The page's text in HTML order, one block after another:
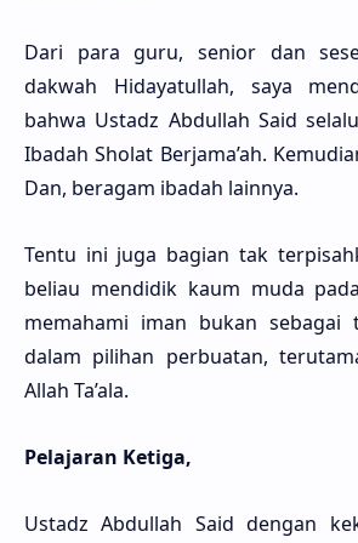
Dari para guru, senior dan
dakwah Hidayatullah, saya
bahwa Ustadz Abdullah Said
Ibadah Sholat Berjama’ah.
Dan, beragam ibadah lainnya.
Tentu ini juga bagian tak
beliau mendidik kaum muda
memahami iman bukan sebagai
dalam pilihan perbuatan,
Allah Ta’ala.
Pelajaran Ketiga,
Ustadz Abdullah Said dengan